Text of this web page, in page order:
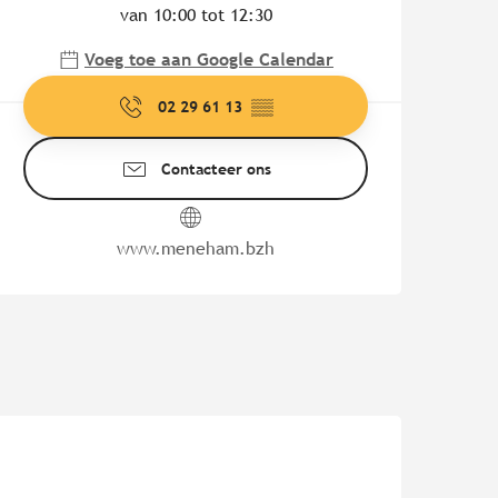
van 10:00 tot 12:30
Voeg toe aan Google Calendar
02 29 61 13 ▒▒
Contacteer ons
www.meneham.bzh